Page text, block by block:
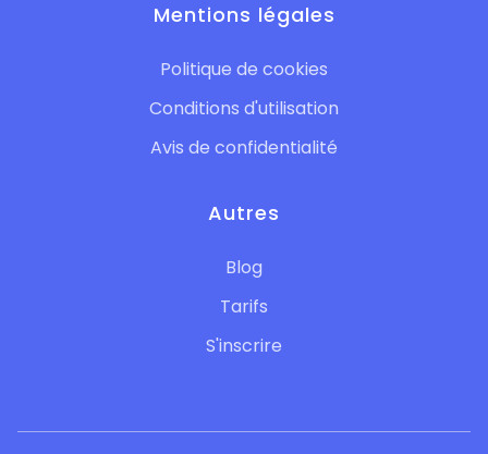
Mentions légales
Politique de cookies
Conditions d'utilisation
Avis de confidentialité
Autres
Blog
Tarifs
S'inscrire